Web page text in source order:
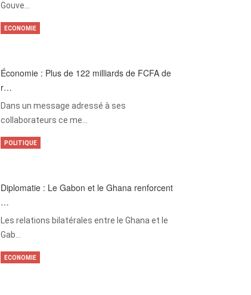
Gouve…
Économie : Plus de 122 milliards de FCFA de
r…
Dans un message adressé à ses
collaborateurs ce me…
ECONOMIE
Diplomatie : Le Gabon et le Ghana renforcent
…
Les relations bilatérales entre le Ghana et le
Gab…
POLITIQUE
ECONOMIE